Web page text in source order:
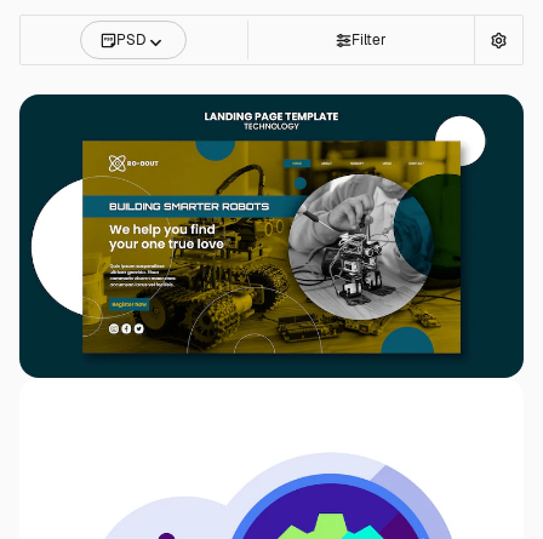
PSD Filter